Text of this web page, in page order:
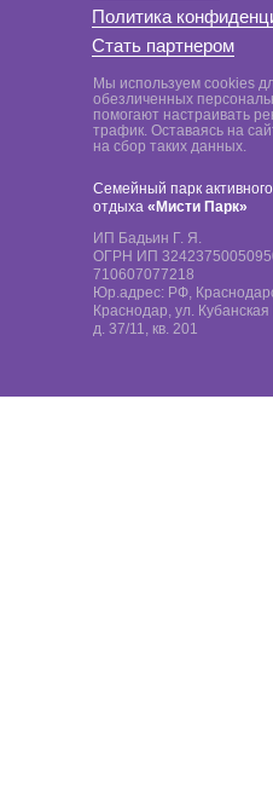
ИП Бадьин Г. Я.
ОГРН ИП
710607077218
Юр.адрес: РФ,
Краснодар, ул.
д. 37/11, кв. 201
Семейный парк активного
отдыха «Мисти Парк»
Мы используем cookies
обезличенных
помогают настраивать
трафик. Оставаясь на
на сбор таких данных.
Политика
Стать партнером